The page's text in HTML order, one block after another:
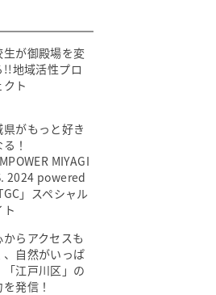
生が御殿場を変
!!地域活性プロ
クト
県がもっと好き
！
MIYAGI
2024 powered
」スペシャル
ト
からアクセスも
、自然がいっぱ
「江戸川区」の
発信！